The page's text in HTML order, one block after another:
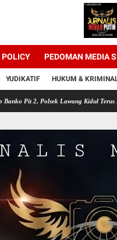
POLICY PEDOMAN MEDIA
YUDIKATIF HUKUM &
Lawang Kidul Terus Dalami